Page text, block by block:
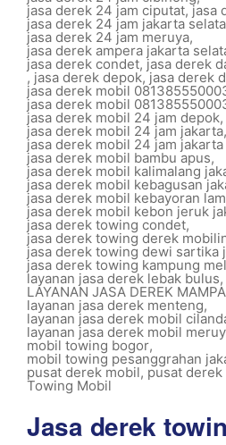
jasa derek 24 jam ciputat,jasa
jasa derek 24 jam jakarta
jasa derek 24 jam meruya,
jasa derek ampera jakarta
jasa derek condet,jasa derek
, jasa derek depok,jasa derek
jasa derek mobil
jasa derek mobil
jasa derek mobil 24 jam depok,
jasa derek mobil 24 jam jakarta,
jasa derek mobil 24 jam jakarta
jasa derek mobil bambu apus,
jasa derek mobil kalimalang
jasa derek mobil kebagusan
jasa derek mobil kebayoran
jasa derek mobil kebon jeruk
jasa derek towing condet,
jasa derek towing derek
jasa derek towing dewi sartika
jasa derek towing kampung
layanan jasa derek lebak bulus,
LAYANAN JASA DEREK
layanan jasa derek menteng,
layanan jasa derek mobil
layanan jasa derek mobil
mobil towing bogor,
mobil towing pesanggrahan
pusat derek mobil, pusat
Towing Mobil
Jasa derek